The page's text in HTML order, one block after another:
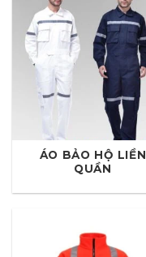
ÁO BẢO HỘ LIỀN
QUẦN